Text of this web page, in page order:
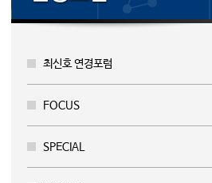
최신호 연경포럼
FOCUS
SPECIAL